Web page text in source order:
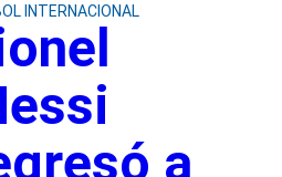
INTERNACIONAL
a